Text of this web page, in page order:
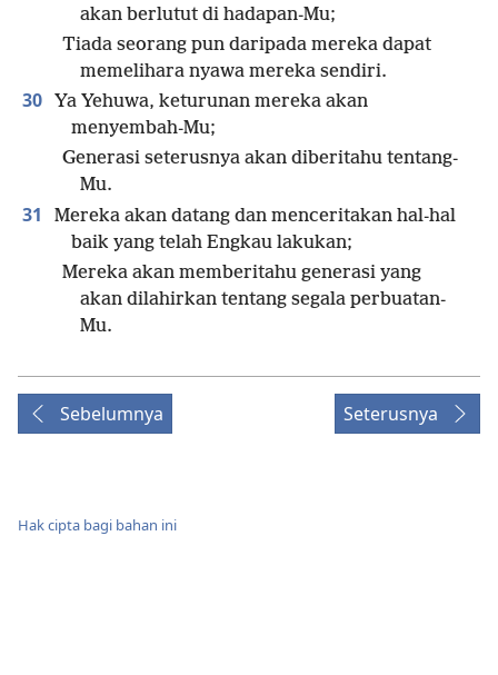
akan berlutut di hadapan-Mu;
Tiada seorang pun daripada mereka dapat
memelihara nyawa mereka sendiri.
30
Ya Yehuwa, keturunan mereka akan
menyembah-Mu;
Generasi seterusnya akan diberitahu tentang-
Mu.
31
Mereka akan datang dan menceritakan hal-hal
baik yang telah Engkau lakukan;
Mereka akan memberitahu generasi yang
akan dilahirkan tentang segala perbuatan-
Mu.
Sebelumnya Seterusnya
Hak cipta bagi bahan ini